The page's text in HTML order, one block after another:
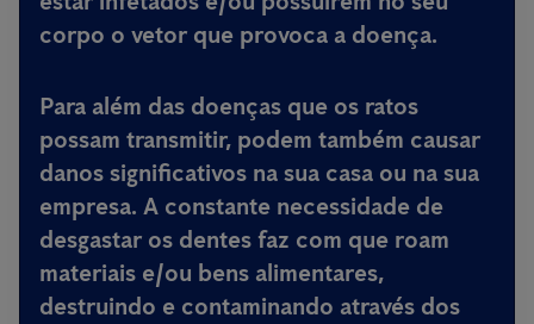
corpo o vetor que provoca a doença.
Para além das doenças que os ratos
possam transmitir, podem também causar
danos significativos na sua casa ou na sua
empresa. A constante necessidade de
desgastar os dentes faz com que roam
materiais e/ou bens alimentares,
destruindo e contaminando através dos